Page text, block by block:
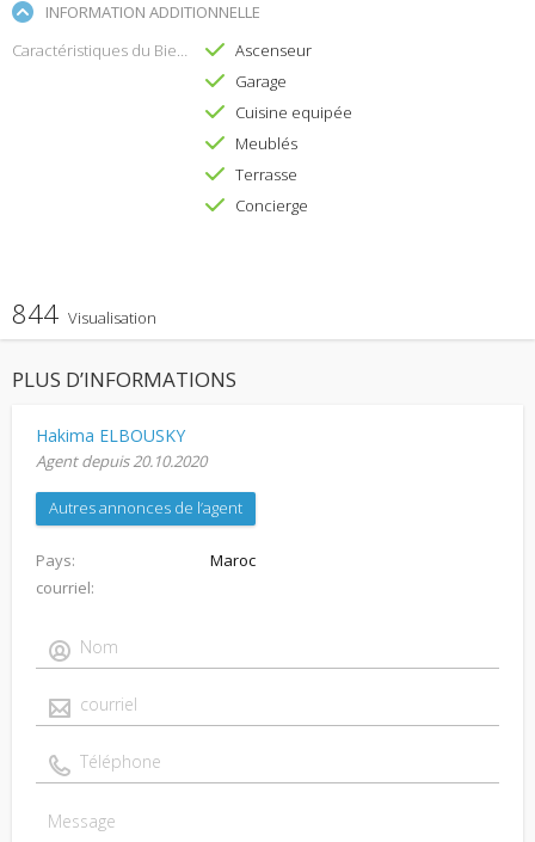
INFORMATION ADDITIONNELLE
Caractéristiques du Bien
Ascenseur
Garage
Cuisine equipée
Meublés
Terrasse
Concierge
844 Visualisation
PLUS D’INFORMATIONS
Hakima ELBOUSKY
Agent depuis 20.10.2020
Autres annonces de l’agent
Pays
Maroc
courriel